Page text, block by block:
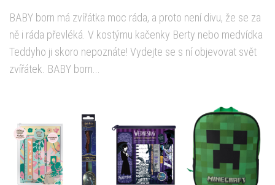
BABY born má zvířátka moc ráda, a proto není divu, že se za
ně i ráda převléká. V kostýmu kačenky Berty nebo medvídka
Teddyho ji skoro nepoznáte! Vydejte se s ní objevovat svět
zvířátek. BABY born...